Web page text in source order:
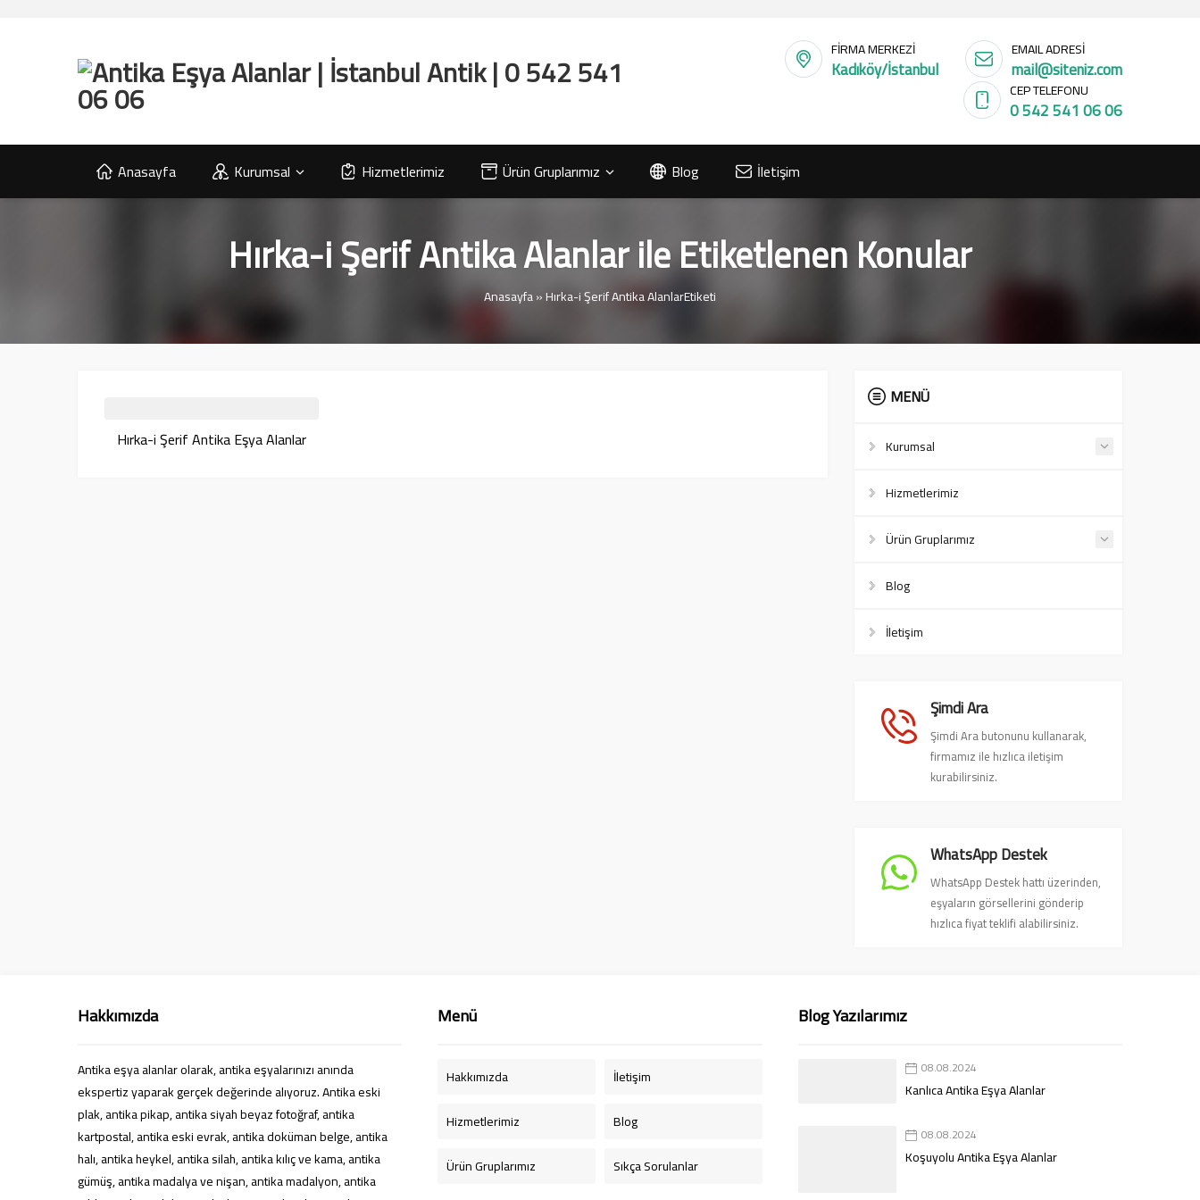
FİRMA MERKEZİ
Kadıköy/İstanbul
EMAIL ADRESİ
mail@siteniz.com
CEP TELEFONU
0 542 541 06 06
Anasayfa Kurumsal Hizmetlerimiz Ürün Gruplarımız Blog İletişim
Hırka-i Şerif Antika Alanlar ile Etiketlenen Konular
Anasayfa»Hırka-i Şerif Antika AlanlarEtiketi
Hırka-i Şerif Antika Eşya Alanlar
MENÜ
Kurumsal
Hizmetlerimiz
Ürün Gruplarımız
Blog
İletişim
Şimdi Ara
Şimdi Ara butonunu kullanarak,
firmamız ile hızlıca iletişim
kurabilirsiniz.
WhatsApp Destek
WhatsApp Destek hattı üzerinden,
eşyaların görsellerini gönderip
hızlıca fiyat teklifi alabilirsiniz.
Hakkımızda
Antika eşya alanlar olarak, antika eşyalarınızı anında
ekspertiz yaparak gerçek değerinde alıyoruz. Antika eski
plak, antika pikap, antika siyah beyaz fotoğraf, antika
kartpostal, antika eski evrak, antika doküman belge, antika
halı, antika heykel, antika silah, antika kılıç ve kama, antika
gümüş, antika madalya ve nişan, antika madalyon, antika
Menü
Hakkımızda
İletişim
Hizmetlerimiz
Blog
Ürün Gruplarımız
Sıkça Sorulanlar
Blog Yazılarımız
08.08.2024
Kanlıca Antika Eşya Alanlar
08.08.2024
Koşuyolu Antika Eşya Alanlar
Süleyman Yıldız